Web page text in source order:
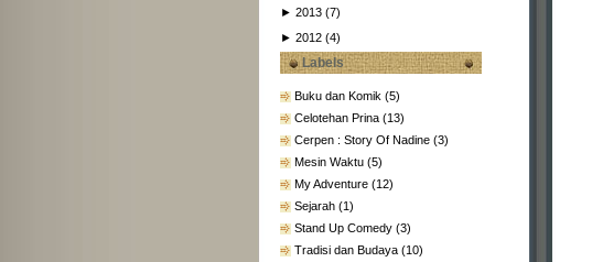
► 2013 (7)
► 2012 (4)
Labels
Buku dan Komik (5)
Celotehan Prina (13)
Cerpen : Story Of Nadine (3)
Mesin Waktu (5)
My Adventure (12)
Sejarah (1)
Stand Up Comedy (3)
Tradisi dan Budaya (10)